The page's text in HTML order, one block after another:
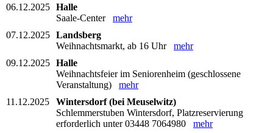
06.12.2025 Halle
Saale-Center mehr
07.12.2025 Landsberg
Weihnachtsmarkt, ab 16 Uhr mehr
09.12.2025 Halle
Weihnachtsfeier im Seniorenheim (geschlossene
Veranstaltung) mehr
11.12.2025
Wintersdorf (bei Meuselwitz)
Schlemmerstuben Wintersdorf, Platzreservierung
erforderlich unter 03448 7064980 mehr